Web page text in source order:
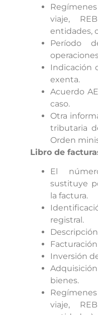
viaje,
entidades,
Período
Indicación
exenta.
Acuerdo
caso.
Otra
tributaria
Orden
Libro de
El
sustituye
la factura.
registral.
Inversión
bienes.
viaje,